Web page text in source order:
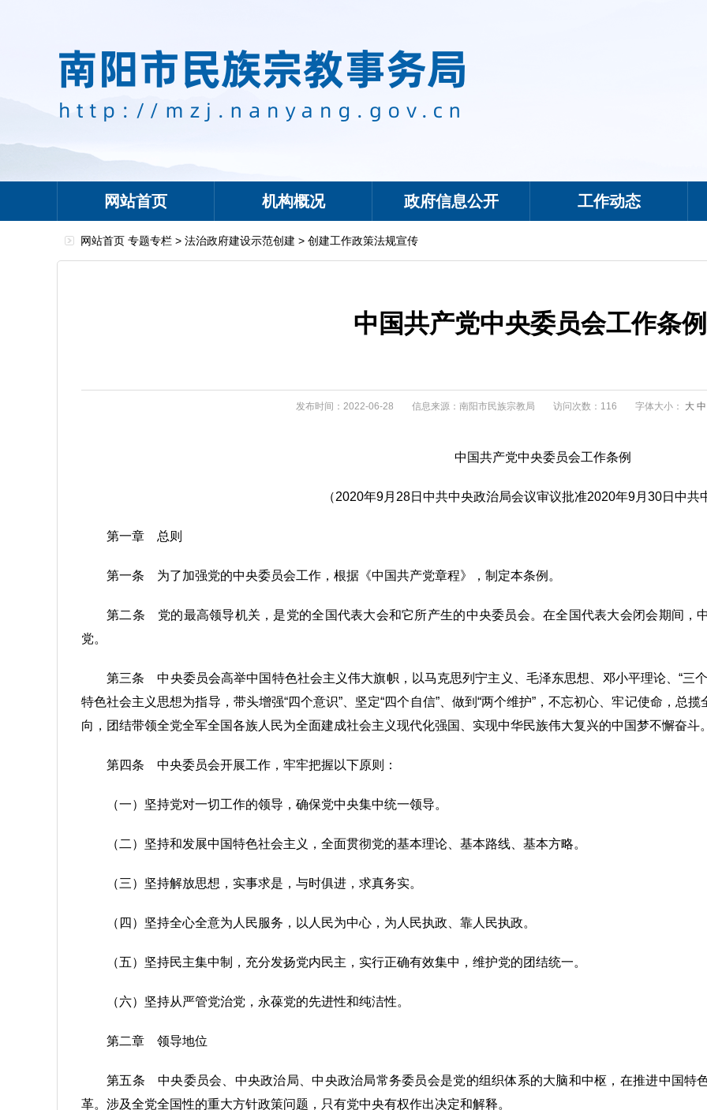
网站首页 机构概况 政府信息公开 工作动态
网站首页 专题专栏 > 法治政府建设示范创建 > 创建工作政策法规宣传
中国共产党中央委员会工作条例
发布时间：2022-06-28 信息来源：南阳市民族宗教局 访问次数：116 字体大小： 大 中
中国共产党中央委员会工作条例
（2020年9月28日中共中央政治局会议审议批准2020年9月30日中共
第一章 总则
第一条 为了加强党的中央委员会工作，根据《中国共产党章程》，制定本条例。
第二条 党的最高领导机关，是党的全国代表大会和它所产生的中央委员会。在全国代表大会闭会期间，
党。
第三条 中央委员会高举中国特色社会主义伟大旗帜，以马克思列宁主义、毛泽东思想、邓小平理论、“三
特色社会主义思想为指导，带头增强“四个意识”、坚定“四个自信”、做到“两个维护”，不忘初心、牢记使命，总
向，团结带领全党全军全国各族人民为全面建成社会主义现代化强国、实现中华民族伟大复兴的中国梦不懈奋斗
第四条 中央委员会开展工作，牢牢把握以下原则：
（一）坚持党对一切工作的领导，确保党中央集中统一领导。
（二）坚持和发展中国特色社会主义，全面贯彻党的基本理论、基本路线、基本方略。
（三）坚持解放思想，实事求是，与时俱进，求真务实。
（四）坚持全心全意为人民服务，以人民为中心，为人民执政、靠人民执政。
（五）坚持民主集中制，充分发扬党内民主，实行正确有效集中，维护党的团结统一。
（六）坚持从严管党治党，永葆党的先进性和纯洁性。
第二章 领导地位
第五条 中央委员会、中央政治局、中央政治局常务委员会是党的组织体系的大脑和中枢，在推进中国特
革。涉及全党全国性的重大方针政策问题，只有党中央有权作出决定和解释。